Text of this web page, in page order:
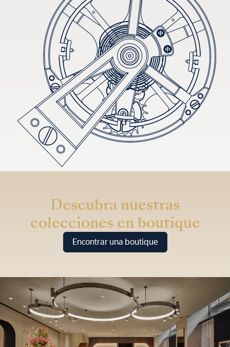
Descubra nuestras
colecciones en boutique
Encontrar una boutique